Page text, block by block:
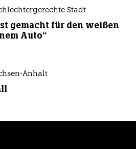
Stadt
gemacht für den weißen
Auto“
Anhalt